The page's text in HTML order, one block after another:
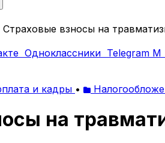
Страховые взносы на
Одноклассники Telegram M
и кадры •
на